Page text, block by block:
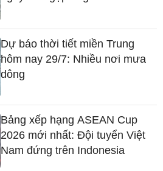
Dự báo thời tiết miền Trung
hôm nay 29/7: Nhiều nơi mưa
dông
Bảng xếp hạng ASEAN Cup
2026 mới nhất: Đội tuyển Việt
Nam đứng trên Indonesia